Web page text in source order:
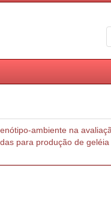
ambiente na
para produção de geléia